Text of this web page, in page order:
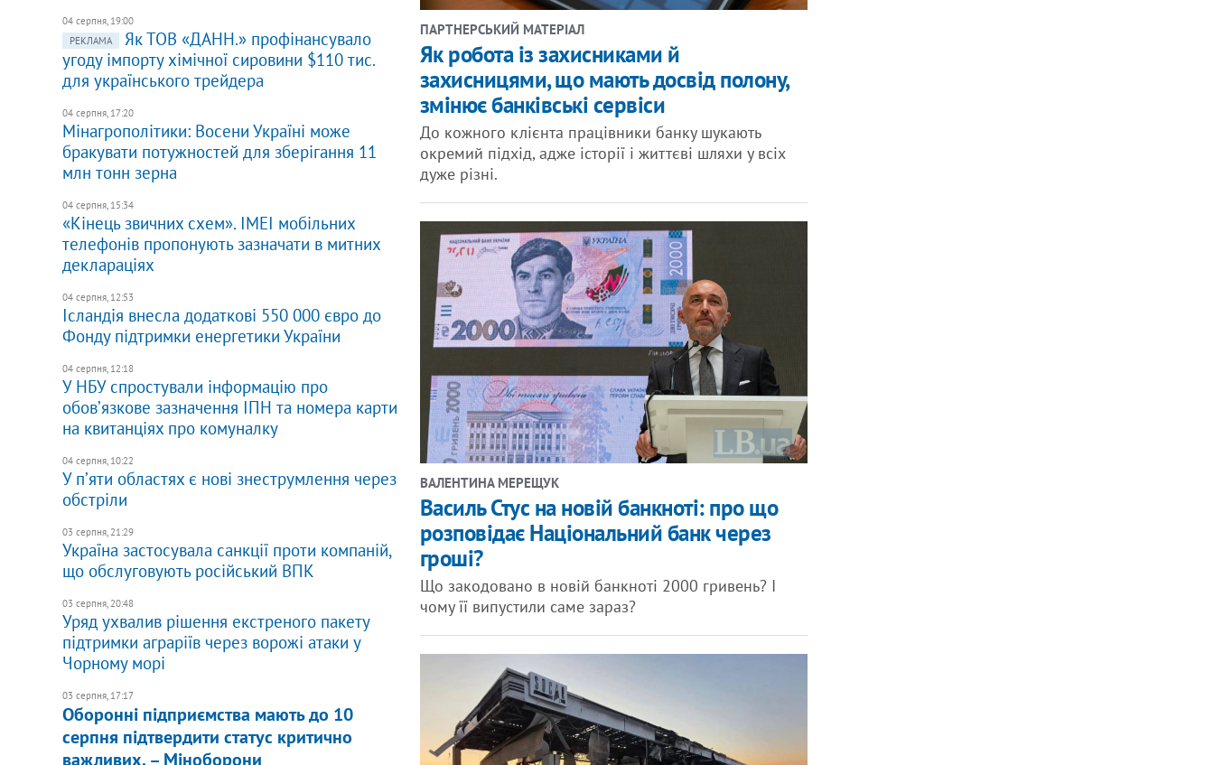
04 серпня, 19:00
РЕКЛАМА
Як ТОВ «ДАНН.» профінансувало
угоду імпорту хімічної сировини $110 тис.
для українського трейдера
04 серпня, 17:20
Мінагрополітики: Восени Україні може
бракувати потужностей для зберігання 11
млн тонн зерна
04 серпня, 15:34
«Кінець звичних схем». IMEI мобільних
телефонів пропонують зазначати в митних
деклараціях
04 серпня, 12:53
Ісландія внесла додаткові 550 000 євро до
Фонду підтримки енергетики України
04 серпня, 12:18
У НБУ спростували інформацію про
обовʼязкове зазначення ІПН та номера карти
на квитанціях про комуналку
04 серпня, 10:22
У пʼяти областях є нові знеструмлення через
обстріли
03 серпня, 21:29
Україна застосувала санкції проти компаній,
що обслуговують російський ВПК
03 серпня, 20:48
Уряд ухвалив рішення екстреного пакету
підтримки аграріїв через ворожі атаки у
Чорному морі
03 серпня, 17:17
Оборонні підприємства мають до 10
серпня підтвердити статус критично
важливих, – Міноборони
ПАРТНЕРСЬКИЙ МАТЕРІАЛ
​Як робота із захисниками й
захисницями, що мають досвід полону,
змінює банківські сервіси
До кожного клієнта працівники банку шукають
окремий підхід, адже історії і життєві шляхи у всіх
дуже різні.
ВАЛЕНТИНА МЕРЕЩУК
Василь Стус на новій банкноті: про що
розповідає Національний банк через
гроші?
Що закодовано в новій банкноті 2000 гривень? І
чому її випустили саме зараз?